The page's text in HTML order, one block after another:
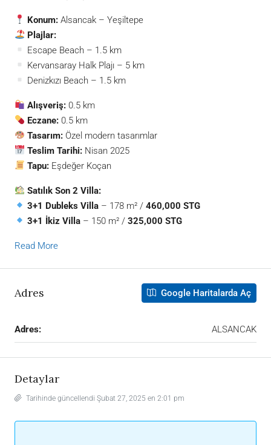
Konum: Alsancak – Yeşiltepe
Plajlar:
Escape Beach – 1.5 km
Kervansaray Halk Plajı – 5 km
Denizkızı Beach – 1.5 km
Alışveriş: 0.5 km
Eczane: 0.5 km
Tasarım: Özel modern tasarımlar
Teslim Tarihi: Nisan 2025
Tapu: Eşdeğer Koçan
Satılık Son 2 Villa:
3+1 Dubleks Villa – 178 m² /460,000 STG
3+1 İkiz Villa – 150 m² /325,000 STG
Read More
Adres Google Haritalarda Aç
Adres: ALSANCAK
Detaylar
Tarihinde güncellendi Şubat 27, 2025 en 2:01 pm